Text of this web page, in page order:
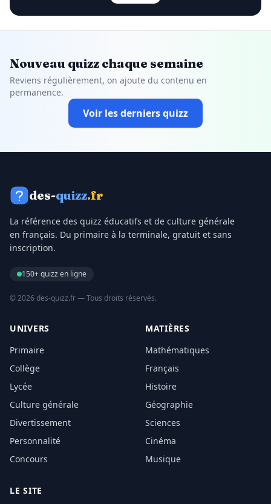
Nouveau quizz chaque semaine
Reviens régulièrement, on ajoute du contenu en
permanence.
Voir les derniers quizz
des-quizz.fr
La référence des quizz éducatifs et de culture générale
en français. Du primaire à la terminale, gratuit et sans
inscription.
150+ quizz en ligne
© 2026 des-quizz.fr — Tous droits réservés.
UNIVERS
Primaire
Collège
Lycée
Culture générale
Divertissement
Personnalité
Concours
MATIÈRES
Mathématiques
Français
Histoire
Géographie
Sciences
Cinéma
Musique
LE SITE